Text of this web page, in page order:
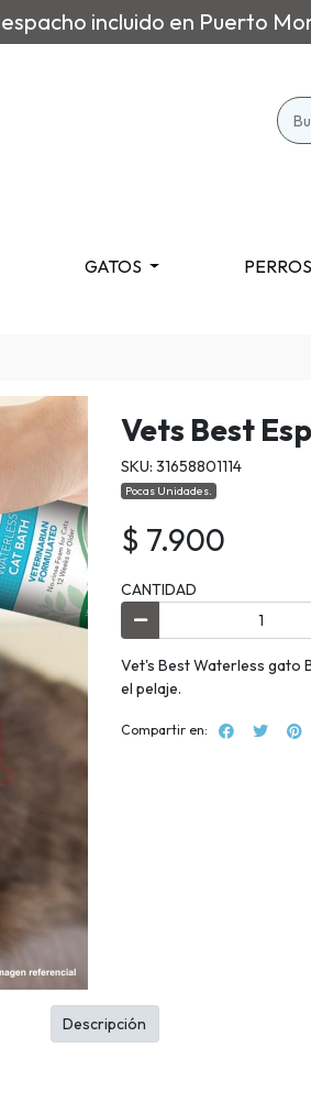
incluido en Puerto
GATOS PERROS
Vets Best
SKU: 31658801114
Pocas Unidades.
$ 7.900
CANTIDAD
Vet's Best Waterless gato
el pelaje.
Compartir en:
Descripción